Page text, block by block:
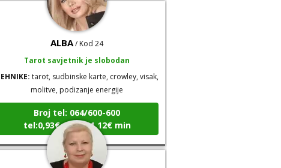
ALBA/ Kod 24
tarot, sudbinske karte, crowley, visak,
molitve, podizanje energije
Broj tel: 064/600-600
tel:0,93€ - mob:1,12€ min